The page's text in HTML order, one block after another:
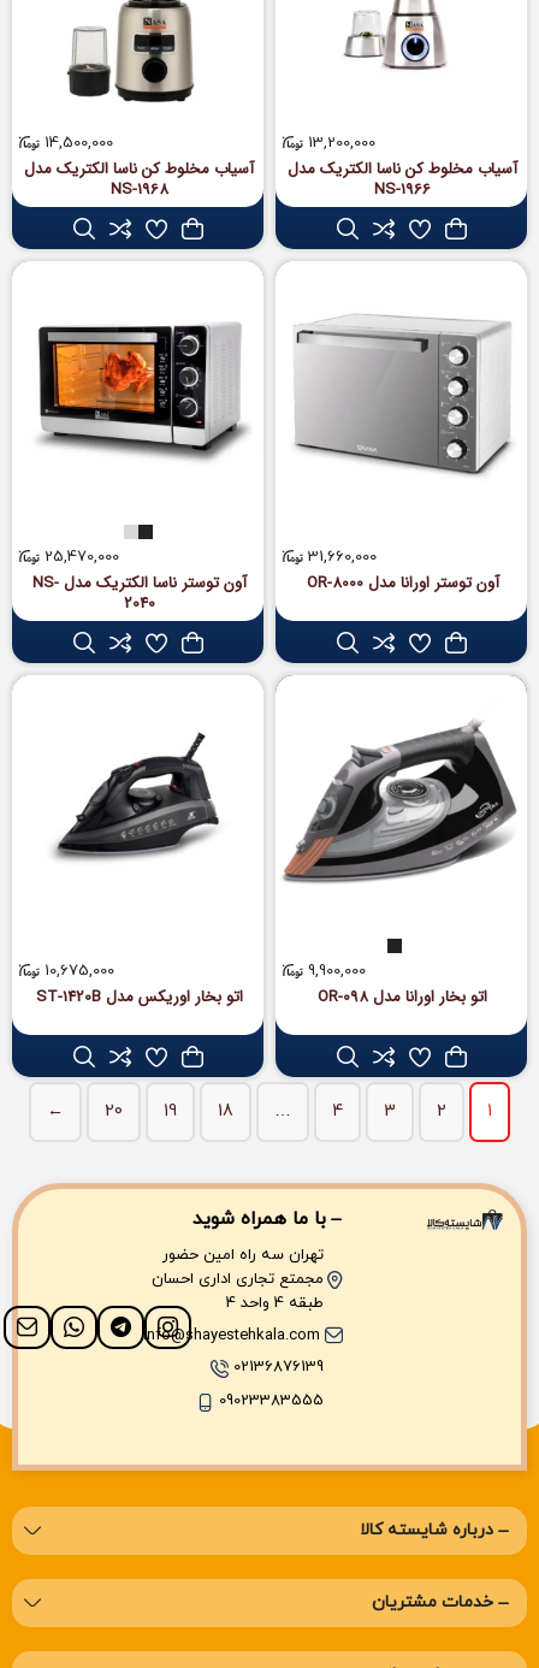
13,200,000
آسیاب مخلوط‌ کن ناسا الکتریک مدل
NS-1966
14,500,000
آسیاب مخلوط کن ناسا الکتریک مدل
NS-1968
31,660,000
آون توستر اورانا مدل OR-8000
25,470,000
آون توستر ناسا الکتریک مدل NS-
2040
9,900,000
اتو بخار اورانا مدل OR-098
10,675,000
اتو بخار اوریکس مدل ST-1420B
1
2
3
4
…
18
19
20
←
با ما همراه شوید
تهران سه راه امین حضور
مجمتع تجاری اداری احسان
طبقه 4 واحد 4
info@shayestehkala.com
02136876139
09023383555
درباره‌ شایسته کالا
خدمات مشتریان